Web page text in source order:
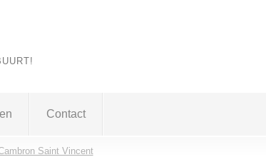
Contact
Saint Vincent